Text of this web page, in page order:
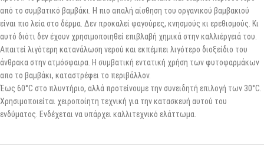
από το συμβατικό βαμβάκι. Η πιο απαλή αίσθηση του οργανικού βαμβακιού
είναι πιο λεία στο δέρμα. Δεν προκαλεί φαγούρες, κνησμούς κι ερεθισμούς. Κι
αυτό διότι δεν έχουν χρησιμοποιηθεί επιβλαβή χημικά στην καλλιέργειά του.
Απαιτεί λιγότερη κατανάλωση νερού και εκπέμπει λιγότερο διοξείδιο του
άνθρακα στην ατμόσφαιρα. Η συμβατική εντατική χρήση των φυτοφαρμάκων
απο το βαμβάκι, καταστρέφει το περιβάλλον.
Έως 60°C στο πλυντήριο, αλλά προτείνουμε την συνειδητή επιλογή των 30°C.
Χρησιμοποιείται χειροποίητη τεχνική για την κατασκευή αυτού του
ενδύματος. Ενδέχεται να υπάρχει καλλιτεχνικό ελάττωμα.